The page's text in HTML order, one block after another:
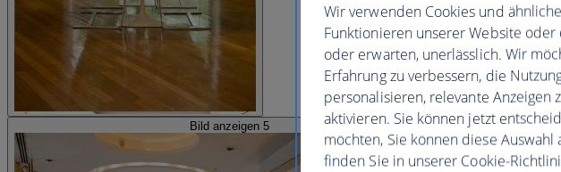
Bild anzeigen 5
Wir verwenden Cookies und
Funktionieren unserer Website
oder erwarten, unerlässlich. Wir
Erfahrung zu verbessern, die
personalisieren, relevante Anzeigen
aktivieren. Sie können jetzt
möchten, Sie können diese
finden Sie in unserer Cookie-